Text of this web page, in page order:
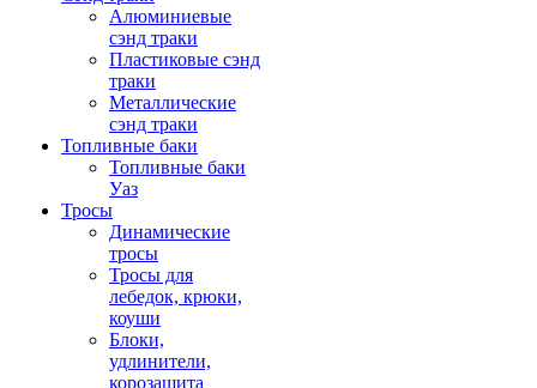
Алюминиевые
сэнд траки
Пластиковые сэнд
траки
Металлические
сэнд траки
Топливные баки
Топливные баки
Уаз
Тросы
Динамические
тросы
Тросы для
лебедок, крюки,
коуши
Блоки,
удлинители,
корозащита